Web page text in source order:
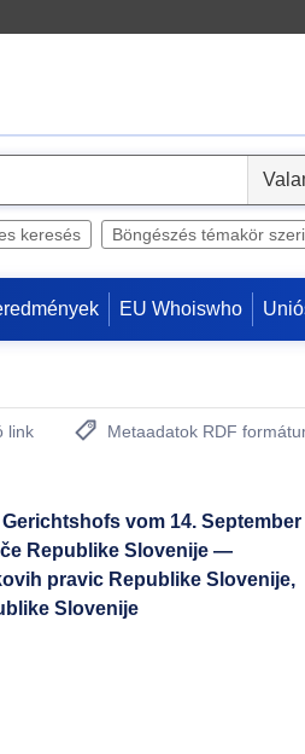
keresés Böngészés témakör
EU Whoiswho
link
Metaadatok RDF
vom 14. September
Republike Slovenije —
pravic Republike Slovenije,
Slovenije